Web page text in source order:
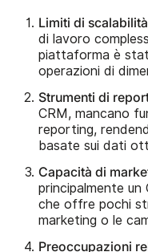
Limiti di
di lavoro
piattaforma è
operazioni di
Strumenti di
CRM, mancano
reporting,
basate sui dati
Capacità di
principalmente
che offre pochi
marketing o le
Preoccupazioni